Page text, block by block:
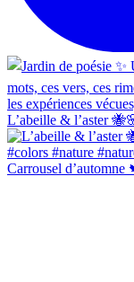
L’abeille & l’aster
Carrousel d’automne